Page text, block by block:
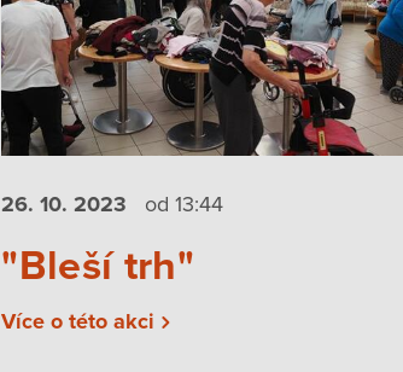
26. 10. 2023 od 13:44
"Bleší trh"
Více o této akci